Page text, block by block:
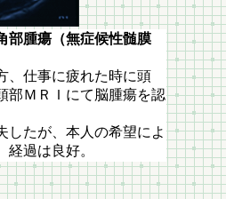
瘍（無症候性髄膜
、仕事に疲れた時に頭
部ＭＲＩにて脳腫瘍を認
たが、本人の希望によ
過は良好。